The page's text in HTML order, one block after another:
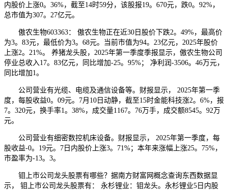
内股价上涨0。36%，截至14时59分，该股报19。670元，跌0。92%，
总市值为307。27亿元。
傲农生物603363： 傲农生物正在近30日股价下跌2。49%，最高价
为3。83元，最低价为3。68元。当前市值为94。23亿元，2025年股价
上涨2。21%。 养猪龙头股，2025年第一季度季报显示，傲农生物公司
停业总收入17。83亿元，同比增加-25。95%； 净利润-3506。46万元，
同比增加1。
公司营业有光缆、电缆及通信设备等。财报显示， 2025年第一季
度，每股收益0。09元。7月10日动静，截至15时金能科技涨2。6%，报
7。320元，换手率1。38%，成交量1167。76万手，成交额8545。92万
元。
公司营业有细密数控机床设备。财报显示， 2025年第一季度，每
股收益-0。19元。7日内股价上涨3。71%；本年来涨幅上涨25。75%，
市盈率为-13。3。
钼上市公司龙头股票有哪些？据南方财富网概念查询东西数据显
示， 钼上市公司龙头股票有： 永杉锂业：钼龙头。永杉锂业5日内股